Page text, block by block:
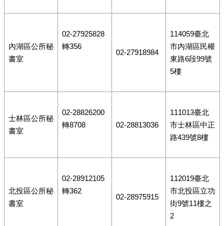
內湖區公所秘
書室
02-27925828
轉356
02-27918984
114059臺北
市內湖區民權
東路6段99號
5樓
士林區公所秘
書室
02-28826200
轉8708
02-28813036
111013臺北
市士林區中正
路439號8樓
北投區公所秘
書室
02-28912105
轉362
02-28975915
112019臺北
市北投區立功
街9號11樓之
2